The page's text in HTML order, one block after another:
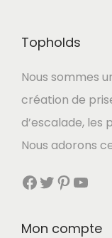
Topholds
Nous sommes
création de
d’escalade, les
Nous adorons
Facebook Twitter Pinterest YouTube
Mon compte